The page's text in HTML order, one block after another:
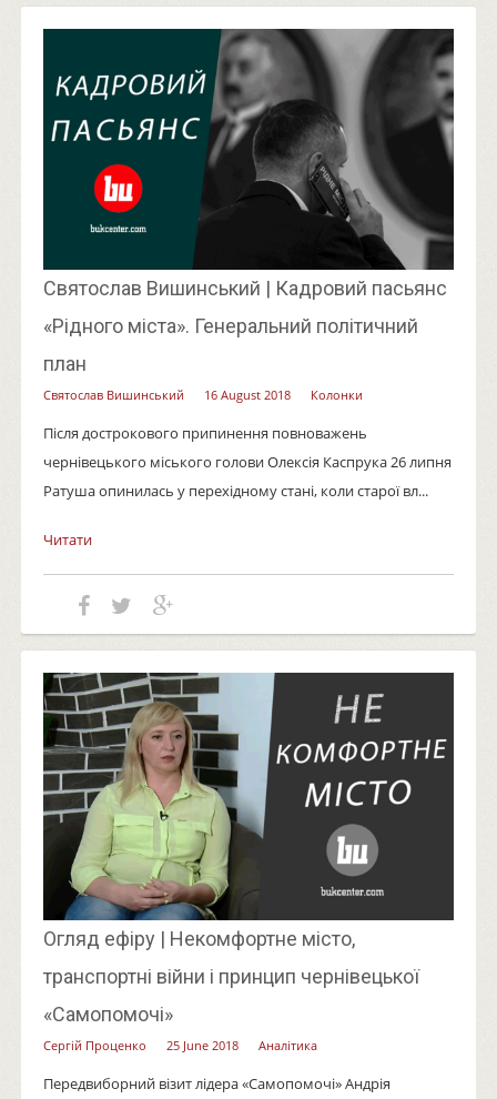
Святослав Вишинський | Кадровий пасьянс
«Рідного міста». Генеральний політичний
план
Святослав Вишинський 16 August 2018 Колонки
Після дострокового припинення повноважень
чернівецького міського голови Олексія Каспрука 26 липня
Ратуша опинилась у перехідному стані, коли старої вл...
Читати
Огляд ефіру | Некомфортне місто,
транспортні війни і принцип чернівецької
«Самопомочі»
Сергій Проценко 25 June 2018 Аналітика
Передвиборний візит лідера «Самопомочі» Андрія